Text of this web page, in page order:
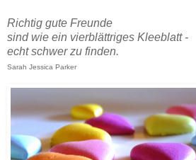
Richtig gute Freunde
sind wie ein vierblättriges Kleeblatt -
echt schwer zu finden.
Sarah Jessica Parker